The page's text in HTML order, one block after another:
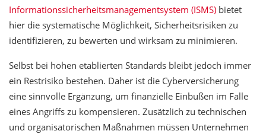
Informationssicherheitsmanagementsystem (ISMS) bietet
hier die systematische Möglichkeit, Sicherheitsrisiken zu
identifizieren, zu bewerten und wirksam zu minimieren.
Selbst bei hohen etablierten Standards bleibt jedoch immer
ein Restrisiko bestehen. Daher ist die Cyberversicherung
eine sinnvolle Ergänzung, um finanzielle Einbußen im Falle
eines Angriffs zu kompensieren. Zusätzlich zu technischen
und organisatorischen Maßnahmen müssen Unternehmen